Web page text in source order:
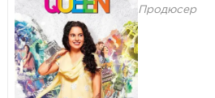
Продюсер